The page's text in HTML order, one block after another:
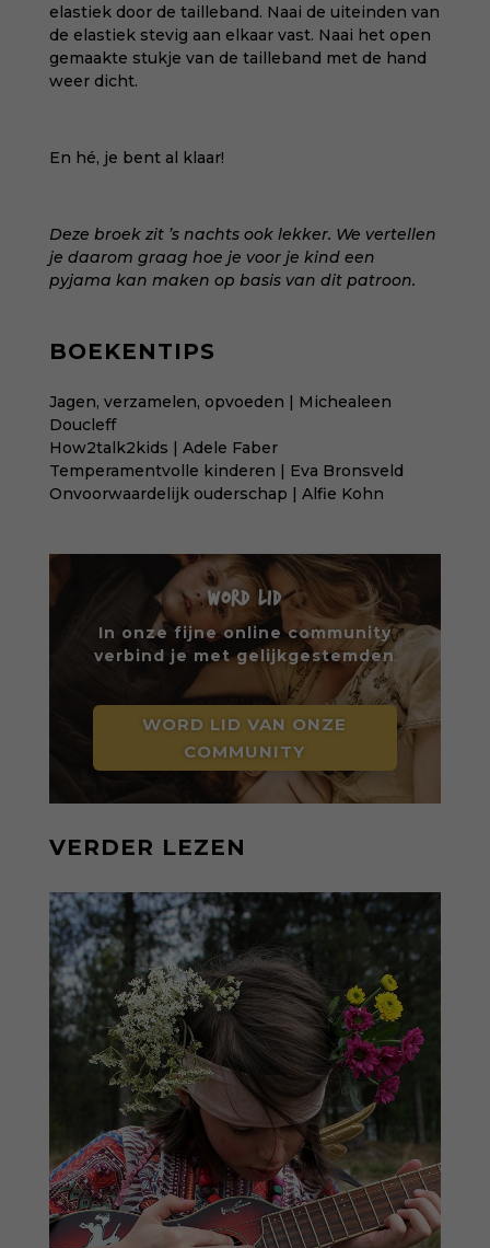
elastiek door de tailleband. Naai de uiteinden van
de elastiek stevig aan elkaar vast. Naai het open
gemaakte stukje van de tailleband met de hand
weer dicht.
En hé, je bent al klaar!
Deze broek zit ’s nachts ook lekker. We vertellen
je daarom graag hoe je voor je kind een
pyjama kan maken op basis van dit patroon.
BOEKENTIPS
Jagen, verzamelen, opvoeden | Michealeen
Doucleff
How2talk2kids | Adele Faber
Temperamentvolle kinderen | Eva Bronsveld
Onvoorwaardelijk ouderschap | Alfie Kohn
WORD LID
In onze fijne online community
verbind je met gelijkgestemden
WORD LID VAN ONZE
COMMUNITY
VERDER LEZEN